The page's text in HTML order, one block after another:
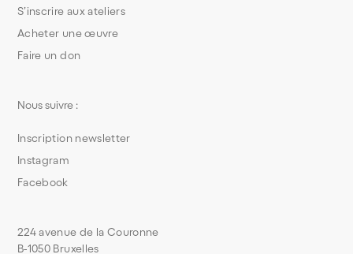
S’inscrire aux ateliers
Acheter une œuvre
Faire un don
224 avenue de la Couronne
B-1050 Bruxelles
Nous suivre :
Inscription newsletter
Instagram
Facebook